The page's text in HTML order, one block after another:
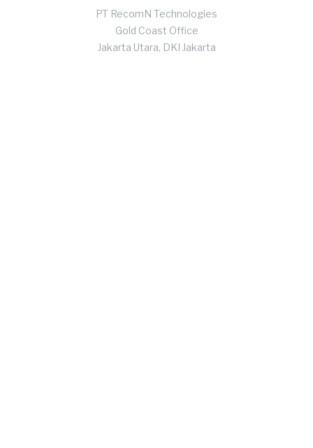
PT RecomN Technologies
Gold Coast Office
Jakarta Utara, DKI Jakarta